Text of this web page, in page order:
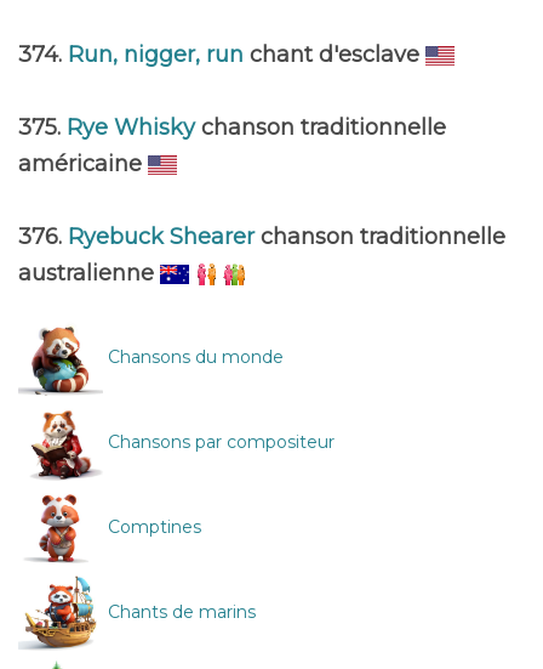
374. Run, nigger, run chant d'esclave
375. Rye Whiskychanson traditionnelle
américaine
376. Ryebuck Shearerchanson traditionnelle
australienne
Chansons du monde
Chansons par compositeur
Comptines
Chants de marins